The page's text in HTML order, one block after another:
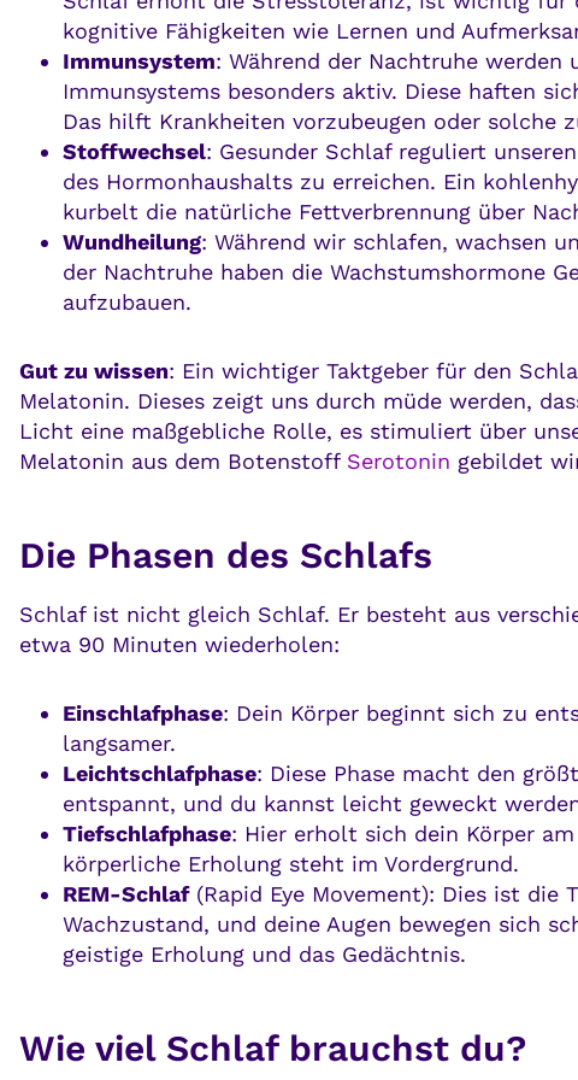
kognitive Fähigkeiten wie Lernen und
Immunsystem: Während der Nachtruhe werden
Immunsystems besonders aktiv. Diese haften
Das hilft Krankheiten vorzubeugen oder solche
Stoffwechsel: Gesunder Schlaf reguliert
des Hormonhaushalts zu erreichen. Ein
kurbelt die natürliche Fettverbrennung über
Wundheilung: Während wir schlafen, wachsen
der Nachtruhe haben die Wachstumshormone
aufzubauen.
Gut zu wissen: Ein wichtiger Taktgeber für den
Melatonin. Dieses zeigt uns durch müde werden,
Licht eine maßgebliche Rolle, es stimuliert über
Melatonin aus dem Botenstoff Serotonin gebildet
Die Phasen des Schlafs
Schlaf ist nicht gleich Schlaf. Er besteht aus
etwa 90 Minuten wiederholen:
Einschlafphase: Dein Körper beginnt sich zu
langsamer.
Leichtschlafphase: Diese Phase macht den
entspannt, und du kannst leicht geweckt
Tiefschlafphase: Hier erholt sich dein Körper
körperliche Erholung steht im Vordergrund.
REM-Schlaf(Rapid Eye Movement): Dies ist die
Wachzustand, und deine Augen bewegen sich
geistige Erholung und das Gedächtnis.
Wie viel Schlaf brauchst du?